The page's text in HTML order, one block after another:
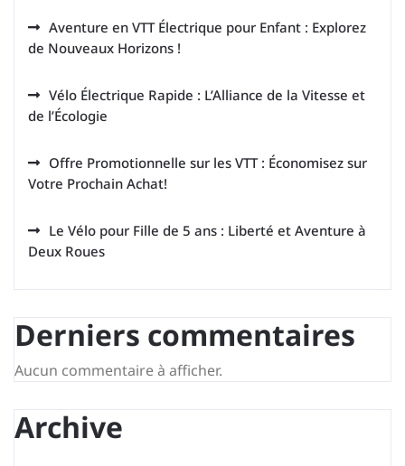
Aventure en VTT Électrique pour Enfant : Explorez
de Nouveaux Horizons !
Vélo Électrique Rapide : L’Alliance de la Vitesse et
de l’Écologie
Offre Promotionnelle sur les VTT : Économisez sur
Votre Prochain Achat!
Le Vélo pour Fille de 5 ans : Liberté et Aventure à
Deux Roues
Derniers commentaires
Aucun commentaire à afficher.
Archive